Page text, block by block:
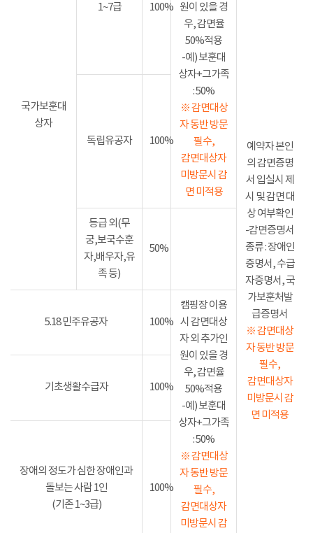
국가보훈대
상자
1~7급 100% 원이 있을 경
우, 감면율
50%적용
-예) 보훈대
상자+그가족
: 50%
※ 감면대상
자 동반 방문
필수,
감면대상자
미방문시 감
면 미적용
예약자 본인
의 감면증명
서 입실시 제
시 및 감면 대
상 여부확인
-감면증명서
종류 : 장애인
증명서, 수급
자증명서, 국
가보훈처발
급증명서
※ 감면대상
자 동반 방문
필수,
감면대상자
미방문시 감
면 미적용
독립유공자 100%
등급 외(무
궁,보국수훈
자,배우자,유
족 등)
50%
5.18 민주유공자 100%
캠핑장 이용
시 감면대상
자 외 추가인
원이 있을 경
우, 감면율
50%적용
-예) 보훈대
상자+그가족
: 50%
※ 감면대상
자 동반 방문
필수,
감면대상자
미방문시 감
기초생활수급자 100%
장애의 정도가 심한 장애인과
돌보는 사람 1인
(기존 1~3급)
100%